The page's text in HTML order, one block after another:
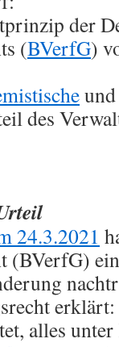
der
(BVerfG)
des
24.3.2021
(BVerfG)
alles